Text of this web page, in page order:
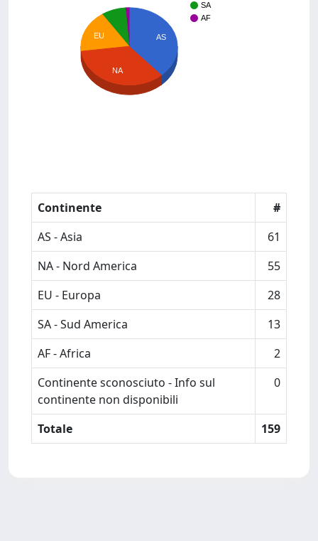
SA
AF
AS
EU
NA
Continente
#
AS - Asia
61
NA - Nord America
55
EU - Europa
28
SA - Sud America
13
AF - Africa
2
Continente sconosciuto - Info sul
continente non disponibili
0
Totale 159